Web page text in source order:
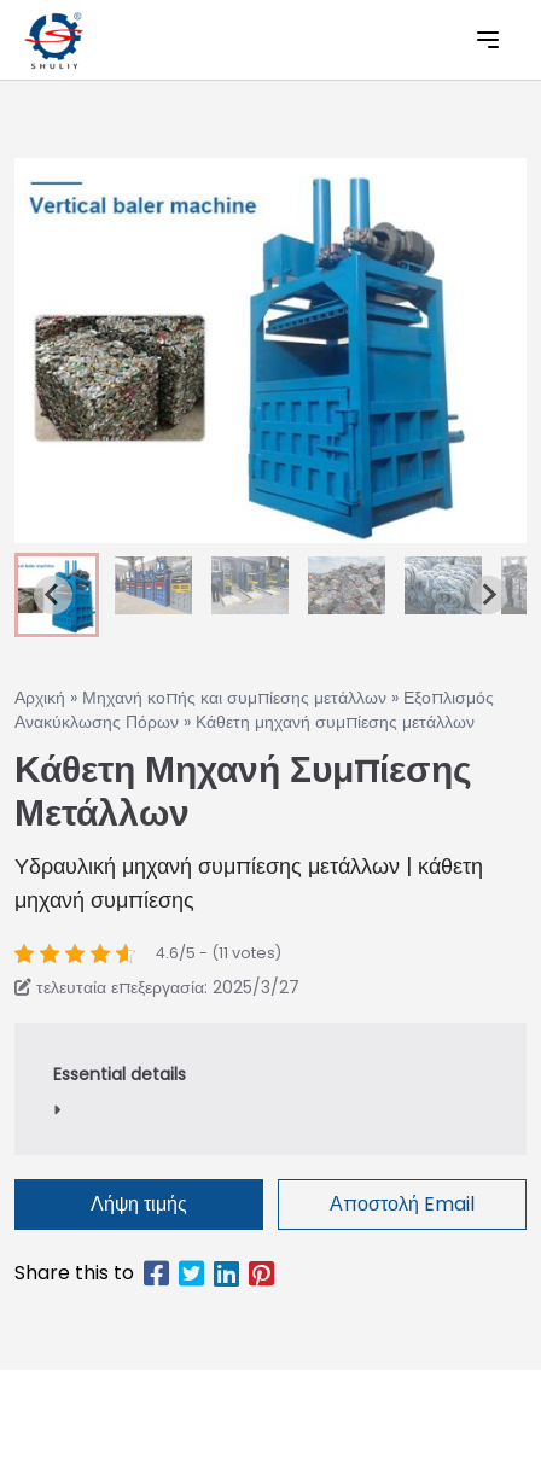
Αρχική » Μηχανή κοπής και συμπίεσης μετάλλων » Εξοπλισμός
Ανακύκλωσης Πόρων » Κάθετη μηχανή συμπίεσης μετάλλων
Κάθετη Μηχανή Συμπίεσης
Μετάλλων
Υδραυλική μηχανή συμπίεσης μετάλλων | κάθετη
μηχανή συμπίεσης
4.6/5 - (11 votes)
τελευταία επεξεργασία: 2025/3/27
Λήψη τιμής Αποστολή Email